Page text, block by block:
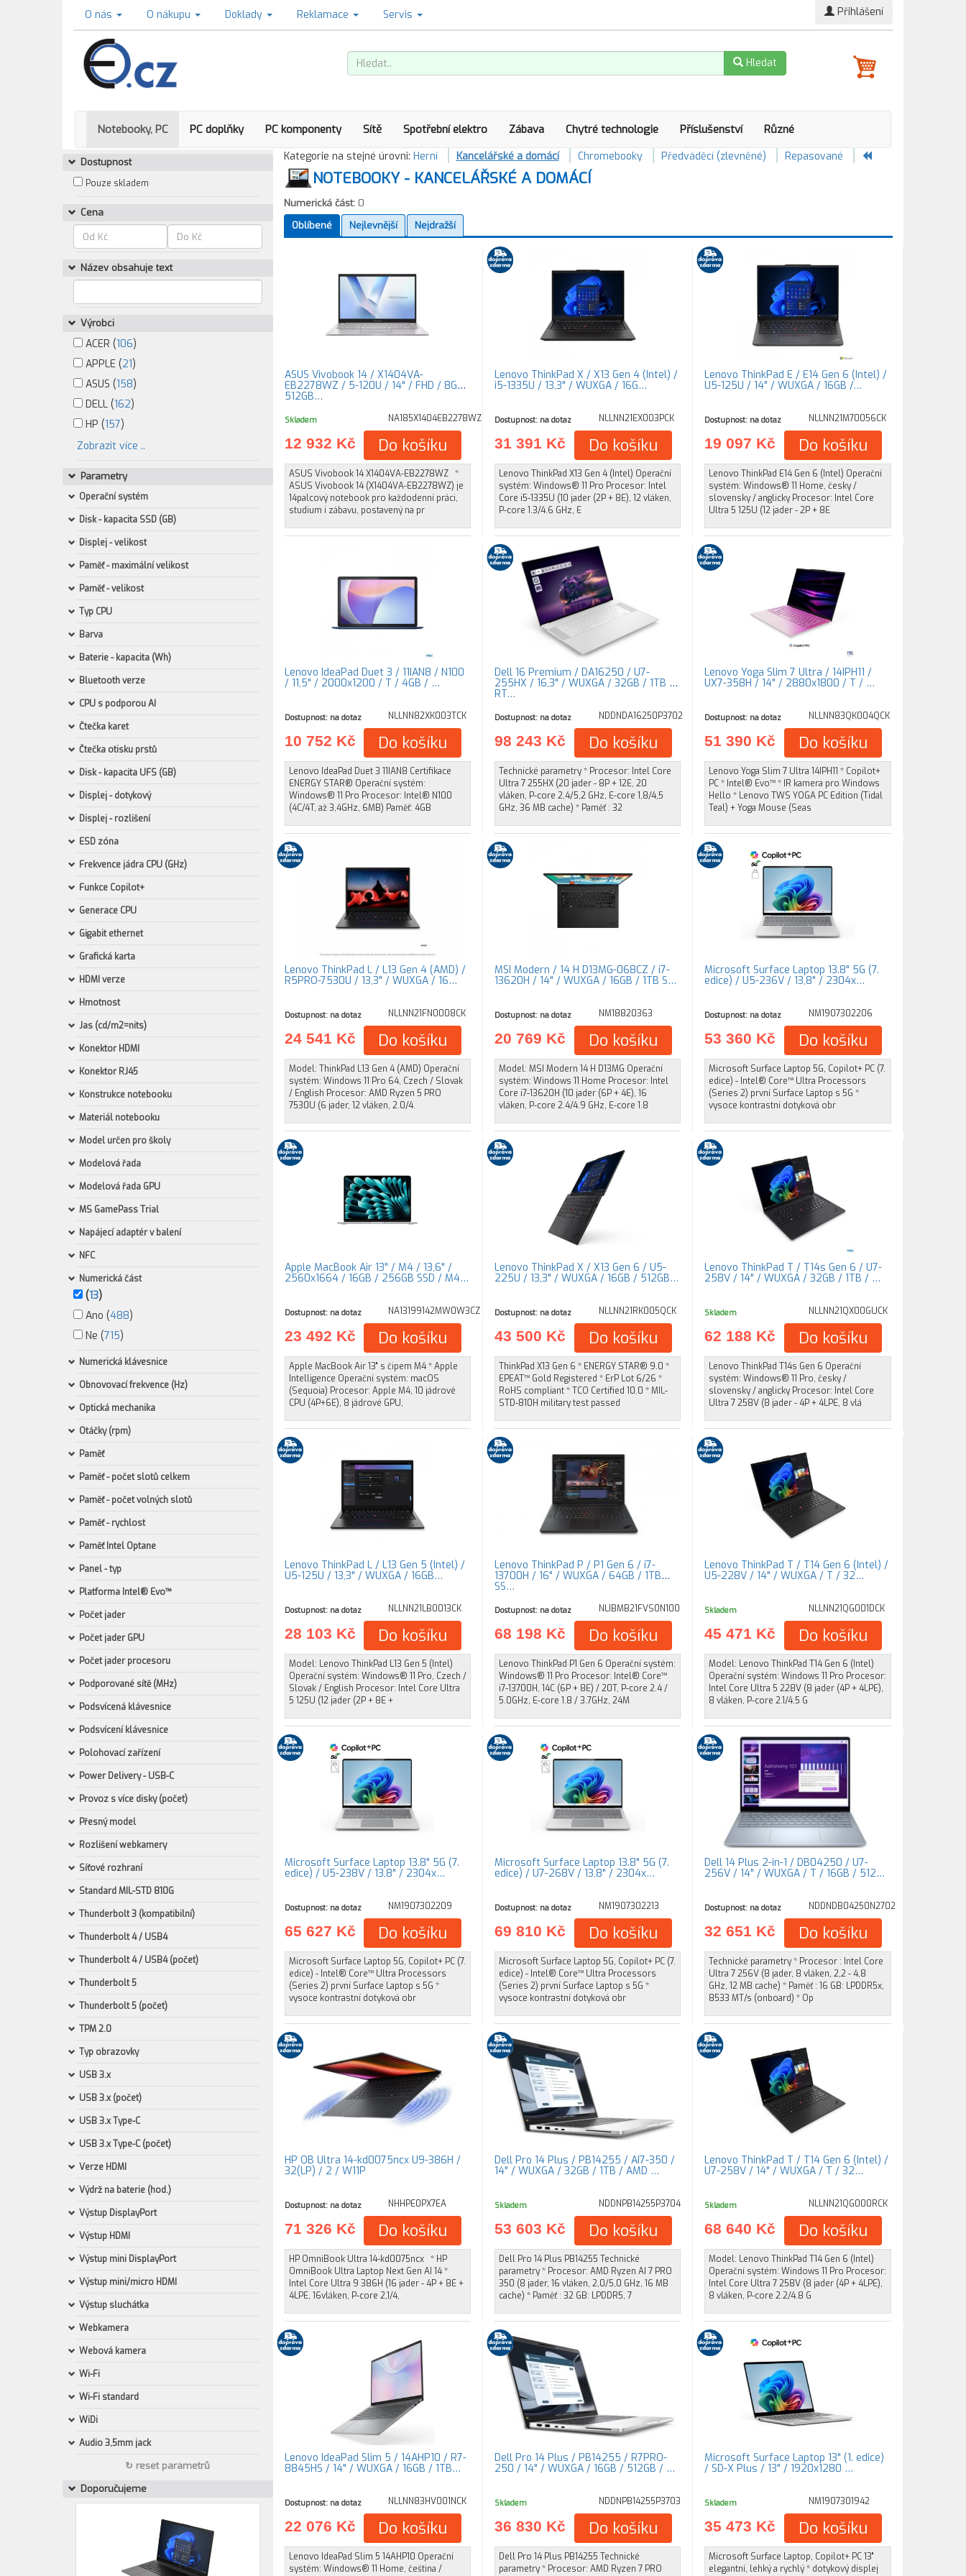
O nás O nákupu Doklady Reklamace Servis Přihlášení
Hledat
Notebooky, PC PC doplňky PC komponenty Sítě Spotřební elektro Zábava Chytré technologie Příslušenství Různé
Dostupnost
Pouze skladem
Cena
Název obsahuje text
Výrobci
ACER (106)
APPLE (21)
ASUS (158)
DELL (162)
HP (157)
Zobrazit více ..
Parametry
Operační systém
Disk - kapacita SSD (GB)
Displej - velikost
Paměť - maximální velikost
Paměť - velikost
Typ CPU
Barva
Baterie - kapacita (Wh)
Bluetooth verze
CPU s podporou AI
Čtečka karet
Čtečka otisku prstů
Disk - kapacita UFS (GB)
Displej - dotykový
Displej - rozlišení
ESD zóna
Frekvence jádra CPU (GHz)
Funkce Copilot+
Generace CPU
Gigabit ethernet
Grafická karta
HDMI verze
Hmotnost
Jas (cd/m2=nits)
Konektor HDMI
Konektor RJ45
Konstrukce notebooku
Materiál notebooku
Model určen pro školy
Modelová řada
Modelová řada GPU
MS GamePass Trial
Napájecí adaptér v balení
NFC
Numerická část
(13)
Ano (488)
Ne (715)
Numerická klávesnice
Obnovovací frekvence (Hz)
Optická mechanika
Otáčky (rpm)
Paměť
Paměť - počet slotů celkem
Paměť - počet volných slotů
Paměť - rychlost
Paměť Intel Optane
Panel - typ
Platforma Intel® Evo™
Počet jader
Počet jader GPU
Počet jader procesoru
Podporované sítě (MHz)
Podsvícená klávesnice
Podsvícení klávesnice
Polohovací zařízení
Power Delivery - USB-C
Provoz s více disky (počet)
Přesný model
Rozlišení webkamery
Síťové rozhraní
Standard MIL-STD 810G
Thunderbolt 3 (kompatibilní)
Thunderbolt 4 / USB4
Thunderbolt 4 / USB4 (počet)
Thunderbolt 5
Thunderbolt 5 (počet)
TPM 2.0
Typ obrazovky
USB 3.x
USB 3.x (počet)
USB 3.x Type-C
USB 3.x Type-C (počet)
Verze HDMI
Výdrž na baterie (hod.)
Výstup DisplayPort
Výstup HDMI
Výstup mini DisplayPort
Výstup mini/micro HDMI
Výstup sluchátka
Webkamera
Webová kamera
Wi-Fi
Wi-Fi standard
WiDi
Audio 3,5mm jack
↻ reset parametrů
Doporučujeme
Kategorie na stejné úrovni: Herní Kancelářské a domácí Chromebooky Předváděcí (zlevněné) Repasované
NOTEBOOKY - KANCELÁŘSKÉ A DOMÁCÍ
Numerická část:0
Oblíbené
Nejlevnější Nejdražší
ASUS Vivobook 14 / X1404VA-
EB2278WZ / 5-120U / 14" / FHD / 8GB /
512GB…
Skladem NA185X1404EB2278WZ
12 932 Kč Do košíku
ASUS Vivobook 14 X1404VA-EB2278WZ *
ASUS Vivobook 14 (X1404VA-EB2278WZ) je
14palcový notebook pro každodenní práci,
studium i zábavu, postavený na pr
Lenovo ThinkPad X / X13 Gen 4 (Intel) /
i5-1335U / 13,3" / WUXGA / 16G…
Dostupnost: na dotaz NLLNN21EX003PCK
31 391 Kč Do košíku
Lenovo ThinkPad X13 Gen 4 (Intel) Operační
systém: Windows® 11 Pro Procesor: Intel
Core i5-1335U (10 jader (2P + 8E), 12 vláken,
P-core 1.3/4.6 GHz, E
Lenovo ThinkPad E / E14 Gen 6 (Intel) /
U5-125U / 14" / WUXGA / 16GB /…
Dostupnost: na dotaz NLLNN21M70056CK
19 097 Kč Do košíku
Lenovo ThinkPad E14 Gen 6 (Intel) Operační
systém: Windows® 11 Home, česky /
slovensky / anglicky Procesor: Intel Core
Ultra 5 125U (12 jader - 2P + 8E
Lenovo IdeaPad Duet 3 / 11IAN8 / N100
/ 11,5" / 2000x1200 / T / 4GB / …
Dostupnost: na dotaz NLLNN82XK003TCK
10 752 Kč Do košíku
Lenovo IdeaPad Duet 3 11IAN8 Certifikace
ENERGY STAR® Operační systém:
Windows® 11 Pro Procesor: Intel® N100
(4C/4T, až 3,4GHz, 6MB) Paměť: 4GB
Dell 16 Premium / DA16250 / U7-
255HX / 16,3" / WUXGA / 32GB / 1TB /
RT…
Dostupnost: na dotaz NDDNDA16250P3702
98 243 Kč Do košíku
Technické parametry * Procesor: Intel Core
Ultra 7 255HX (20 jader - 8P + 12E, 20
vláken, P-core 2,4/5,2 GHz, E-core 1,8/4,5
GHz, 36 MB cache) * Paměť : 32
Lenovo Yoga Slim 7 Ultra / 14IPH11 /
UX7-358H / 14" / 2880x1800 / T / …
Dostupnost: na dotaz NLLNN83QK004QCK
51 390 Kč Do košíku
Lenovo Yoga Slim 7 Ultra 14IPH11 * Copilot+
PC * Intel® Evo™ * IR kamera pro Windows
Hello * Lenovo TWS YOGA PC Edition (Tidal
Teal) + Yoga Mouse (Seas
Lenovo ThinkPad L / L13 Gen 4 (AMD) /
R5PRO-7530U / 13,3" / WUXGA / 16…
Dostupnost: na dotaz NLLNN21FN0008CK
24 541 Kč Do košíku
Model: ThinkPad L13 Gen 4 (AMD) Operační
systém: Windows 11 Pro 64, Czech / Slovak
/ English Procesor: AMD Ryzen 5 PRO
7530U (6 jader, 12 vláken, 2.0/4.
MSI Modern / 14 H D13MG-068CZ / i7-
13620H / 14" / WUXGA / 16GB / 1TB S…
Dostupnost: na dotaz NM18820363
20 769 Kč Do košíku
Model: MSI Modern 14 H D13MG Operační
systém: Windows 11 Home Procesor: Intel
Core i7-13620H (10 jader (6P + 4E), 16
vláken, P-core 2.4/4.9 GHz, E-core 1.8
Microsoft Surface Laptop 13.8" 5G (7.
edice) / U5-236V / 13,8" / 2304x…
Dostupnost: na dotaz NM1907302206
53 360 Kč Do košíku
Microsoft Surface Laptop 5G, Copilot+ PC (7.
edice) - Intel® Core™ Ultra Processors
(Series 2) první Surface Laptop s 5G *
vysoce kontrastní dotyková obr
Apple MacBook Air 13" / M4 / 13,6" /
2560x1664 / 16GB / 256GB SSD / M4…
Dostupnost: na dotaz NA13199142MW0W3CZ
23 492 Kč Do košíku
Apple MacBook Air 13" s čipem M4 * Apple
Intelligence Operační systém: macOS
(Sequoia) Procesor: Apple M4, 10 jádrové
CPU (4P+6E), 8 jádrové GPU,
Lenovo ThinkPad X / X13 Gen 6 / U5-
225U / 13,3" / WUXGA / 16GB / 512GB…
Dostupnost: na dotaz NLLNN21RK005QCK
43 500 Kč Do košíku
ThinkPad X13 Gen 6 * ENERGY STAR® 9.0 *
EPEAT™ Gold Registered * ErP Lot 6/26 *
RoHS compliant * TCO Certified 10.0 * MIL-
STD-810H military test passed
Lenovo ThinkPad T / T14s Gen 6 / U7-
258V / 14" / WUXGA / 32GB / 1TB / …
Skladem NLLNN21QX00GUCK
62 188 Kč Do košíku
Lenovo ThinkPad T14s Gen 6 Operační
systém: Windows® 11 Pro, česky /
slovensky / anglicky Procesor: Intel Core
Ultra 7 258V (8 jader - 4P + 4LPE, 8 vlá
Lenovo ThinkPad L / L13 Gen 5 (Intel) /
U5-125U / 13,3" / WUXGA / 16GB…
Dostupnost: na dotaz NLLNN21LB0013CK
28 103 Kč Do košíku
Model: Lenovo ThinkPad L13 Gen 5 (Intel)
Operační systém: Windows® 11 Pro, Czech /
Slovak / English Procesor: Intel Core Ultra
5 125U (12 jader (2P + 8E +
Lenovo ThinkPad P / P1 Gen 6 / i7-
13700H / 16" / WUXGA / 64GB / 1TB
SS…
Dostupnost: na dotaz NLIBMB21FVS0N100
68 198 Kč Do košíku
Lenovo ThinkPad P1 Gen 6 Operační systém:
Windows® 11 Pro Procesor: Intel® Core™
i7-13700H, 14C (6P + 8E) / 20T, P-core 2.4 /
5.0GHz, E-core 1.8 / 3.7GHz, 24M
Lenovo ThinkPad T / T14 Gen 6 (Intel) /
U5-228V / 14" / WUXGA / T / 32…
Skladem NLLNN21QG001DCK
45 471 Kč Do košíku
Model: Lenovo ThinkPad T14 Gen 6 (Intel)
Operační systém: Windows 11 Pro Procesor:
Intel Core Ultra 5 228V (8 jader (4P + 4LPE),
8 vláken, P-core 2.1/4.5 G
Microsoft Surface Laptop 13.8" 5G (7.
edice) / U5-238V / 13,8" / 2304x…
Dostupnost: na dotaz NM1907302209
65 627 Kč Do košíku
Microsoft Surface Laptop 5G, Copilot+ PC (7.
edice) - Intel® Core™ Ultra Processors
(Series 2) první Surface Laptop s 5G *
vysoce kontrastní dotyková obr
Microsoft Surface Laptop 13.8" 5G (7.
edice) / U7-268V / 13,8" / 2304x…
Dostupnost: na dotaz NM1907302213
69 810 Kč Do košíku
Microsoft Surface Laptop 5G, Copilot+ PC (7.
edice) - Intel® Core™ Ultra Processors
(Series 2) první Surface Laptop s 5G *
vysoce kontrastní dotyková obr
Dell 14 Plus 2-in-1 / DB04250 / U7-
256V / 14" / WUXGA / T / 16GB / 512…
Dostupnost: na dotaz NDDNDB04250N2702
32 651 Kč Do košíku
Technické parametry * Procesor : Intel Core
Ultra 7 256V (8 jader, 8 vláken, 2,2 - 4,8
GHz, 12 MB cache) * Paměť : 16 GB: LPDDR5x,
8533 MT/s (onboard) * Op
HP OB Ultra 14-kd0075ncx U9-386H /
32(LP) / 2 / W11P
Dostupnost: na dotaz NHHPE0PX7EA
71 326 Kč Do košíku
HP OmniBook Ultra 14-kd0075ncx * HP
OmniBook Ultra Laptop Next Gen AI 14 *
Intel Core Ultra 9 386H (16 jader - 4P + 8E +
4LPE, 16vláken, P-core 2,1/4,
Dell Pro 14 Plus / PB14255 / AI7-350 /
14" / WUXGA / 32GB / 1TB / AMD …
Skladem NDDNPB14255P3704
53 603 Kč Do košíku
Dell Pro 14 Plus PB14255 Technické
parametry * Procesor: AMD Ryzen AI 7 PRO
350 (8 jader, 16 vláken, 2,0/5,0 GHz, 16 MB
cache) * Paměť : 32 GB: LPDDR5, 7
Lenovo ThinkPad T / T14 Gen 6 (Intel) /
U7-258V / 14" / WUXGA / T / 32…
Skladem NLLNN21QG000RCK
68 640 Kč Do košíku
Model: Lenovo ThinkPad T14 Gen 6 (Intel)
Operační systém: Windows 11 Pro Procesor:
Intel Core Ultra 7 258V (8 jader (4P + 4LPE),
8 vláken, P-core 2.2/4.8 G
Lenovo IdeaPad Slim 5 / 14AHP10 / R7-
8845HS / 14" / WUXGA / 16GB / 1TB…
Dostupnost: na dotaz NLLNN83HV001NCK
22 076 Kč Do košíku
Lenovo IdeaPad Slim 5 14AHP10 Operační
systém: Windows® 11 Home, čeština /
Dell Pro 14 Plus / PB14255 / R7PRO-
250 / 14" / WUXGA / 16GB / 512GB / …
Skladem NDDNPB14255P3703
36 830 Kč Do košíku
Dell Pro 14 Plus PB14255 Technické
parametry * Procesor: AMD Ryzen 7 PRO
Microsoft Surface Laptop 13" (1. edice)
/ SD-X Plus / 13" / 1920x1280 …
Skladem NM1907301942
35 473 Kč Do košíku
Microsoft Surface Laptop, Copilot+ PC 13"
elegantní, lehký a rychlý * dotykový displej